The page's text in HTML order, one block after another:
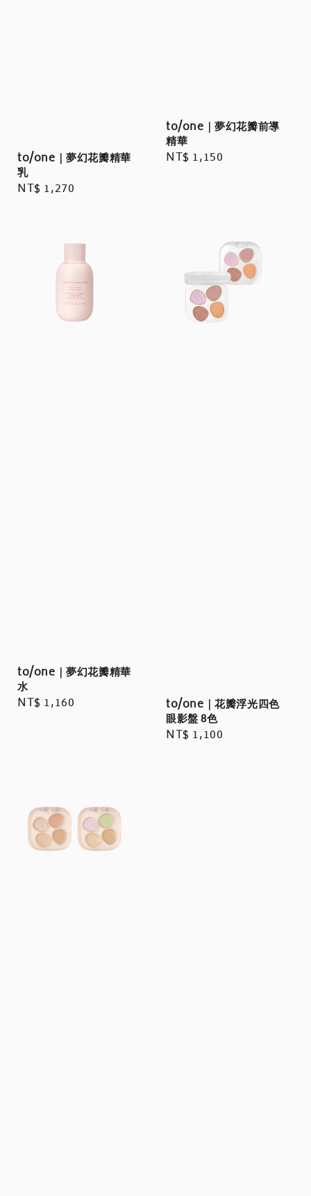
to/one｜夢幻花瓣精華
乳
Regular
NT$ 1,270
to/one｜夢幻花瓣前導
精華
Regular
NT$ 1,150
to/one｜夢幻花瓣精華
水
Regular
NT$ 1,160 to/one｜花瓣浮光四色
眼影盤 8色
Regular
NT$ 1,100